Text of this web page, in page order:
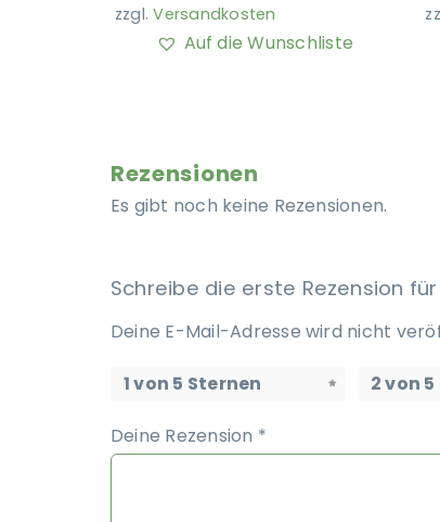
zzgl.Versandkosten
Auf die Wunschliste
Rezensionen
Es gibt noch keine Rezensionen.
Schreibe die erste Rezension
Deine E-Mail-Adresse wird nicht
1 von 5 Sternen 2 von
Deine Rezension *